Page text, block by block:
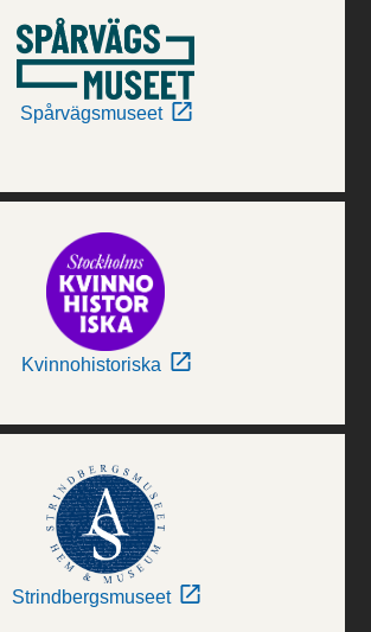
Spårvägsmuseet
Kvinnohistoriska
Strindbergsmuseet